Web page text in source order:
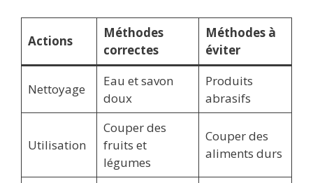
Actions
Méthodes
correctes
Méthodes à
éviter
Nettoyage
Eau et savon
doux
Produits
abrasifs
Utilisation
Couper des
fruits et
légumes
Couper des
aliments durs